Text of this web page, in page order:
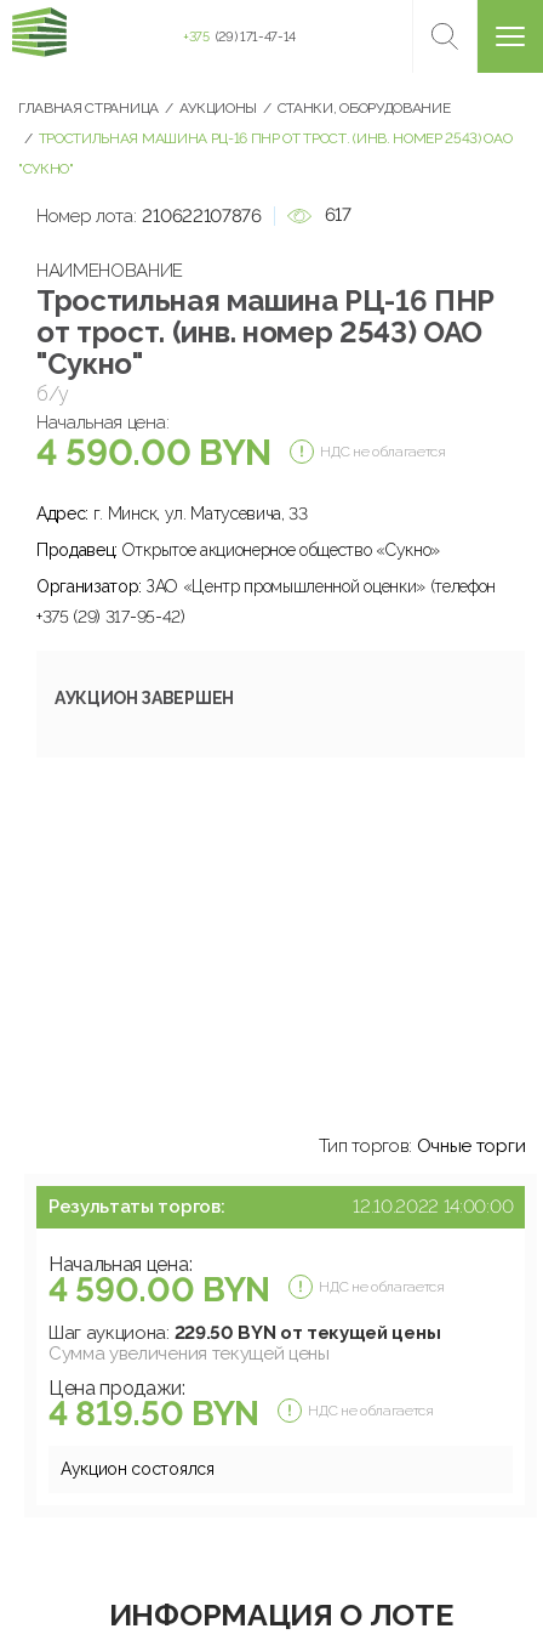
+375 (29) 171-47-14
ГЛАВНАЯ СТРАНИЦА АУКЦИОНЫ
СТАНКИ, ОБОРУДОВАНИЕ
ТРОСТИЛЬНАЯ МАШИНА РЦ-16 ПНР ОТ ТРОСТ. (ИНВ. НОМЕР 2543) ОАО
"СУКНО"
Номер лота: 210622107876 617
НАИМЕНОВАНИЕ
Тростильная машина РЦ-16 ПНР
от трост. (инв. номер 2543) ОАО
"Сукно"
б/у
Начальная цена:
4 590.00 BYN НДС не облагается
Адрес: г. Минск, ул. Матусевича, 33
Продавец: Открытое акционерное общество «Сукно»
Организатор: ЗАО «Центр промышленной оценки» (телефон
+375 (29) 317-95-42)
АУКЦИОН ЗАВЕРШЕН
Тип торгов: Очные торги
Результаты торгов: 12.10.2022 14:00:00
Начальная цена:
4 590.00 BYN НДС не облагается
Шаг аукциона: 229.50 BYN от текущей цены
Сумма увеличения текущей цены
Цена продажи:
4 819.50 BYN НДС не облагается
Аукцион состоялся
ИНФОРМАЦИЯ О ЛОТЕ